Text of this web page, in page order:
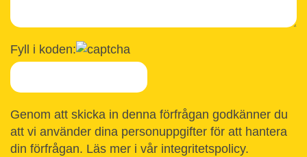
Fyll i koden:
Genom att skicka in denna förfrågan godkänner du
att vi använder dina personuppgifter för att hantera
din förfrågan. Läs mer i vår integritetspolicy.